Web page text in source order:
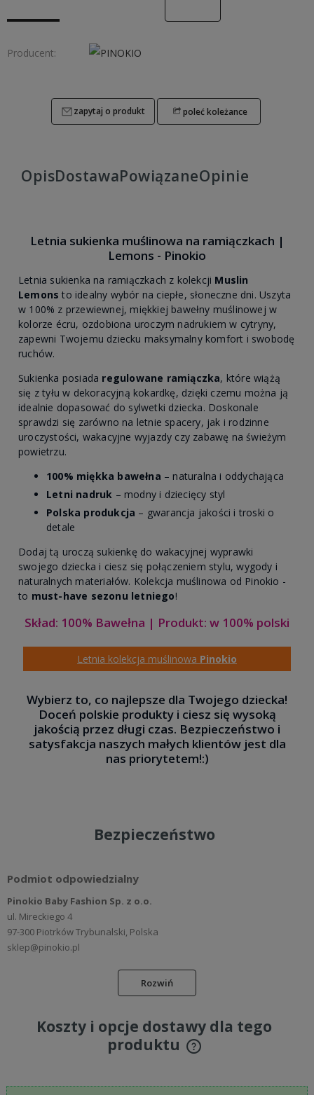
Producent:
zapytaj o produkt poleć koleżance
OpisDostawaPowiązaneOpinie
Letnia sukienka muślinowa na ramiączkach |
Lemons - Pinokio
Letnia sukienka na ramiączkach z kolekcji Muslin
Lemons to idealny wybór na ciepłe, słoneczne dni. Uszyta
w 100% z przewiewnej, miękkiej bawełny muślinowej w
kolorze écru, ozdobiona uroczym nadrukiem w cytryny,
zapewni Twojemu dziecku maksymalny komfort i swobodę
ruchów.
Sukienka posiada regulowane ramiączka, które wiążą
się z tyłu w dekoracyjną kokardkę, dzięki czemu można ją
idealnie dopasować do sylwetki dziecka. Doskonale
sprawdzi się zarówno na letnie spacery, jak i rodzinne
uroczystości, wakacyjne wyjazdy czy zabawę na świeżym
powietrzu.
100% miękka bawełna – naturalna i oddychająca
Letni nadruk – modny i dziecięcy styl
Polska produkcja – gwarancja jakości i troski o
detale
Dodaj tą uroczą sukienkę do wakacyjnej wyprawki
swojego dziecka i ciesz się połączeniem stylu, wygody i
naturalnych materiałów. Kolekcja muślinowa od Pinokio -
to must-have sezonu letniego!
Skład: 100% Bawełna | Produkt: w 100% polski
Letnia kolekcja muślinowa Pinokio
Wybierz to, co najlepsze dla Twojego dziecka!
Doceń polskie produkty i ciesz się wysoką
jakością przez długi czas. Bezpieczeństwo i
satysfakcja naszych małych klientów jest dla
nas priorytetem!:)
Bezpieczeństwo
Podmiot odpowiedzialny
Pinokio Baby Fashion Sp. z o.o.
ul. Mireckiego 4
97-300 Piotrków Trybunalski, Polska
sklep@pinokio.pl
Rozwiń
Koszty i opcje dostawy dla tego
produktu
Cena nie zawiera ewentualnych kosztów płatności